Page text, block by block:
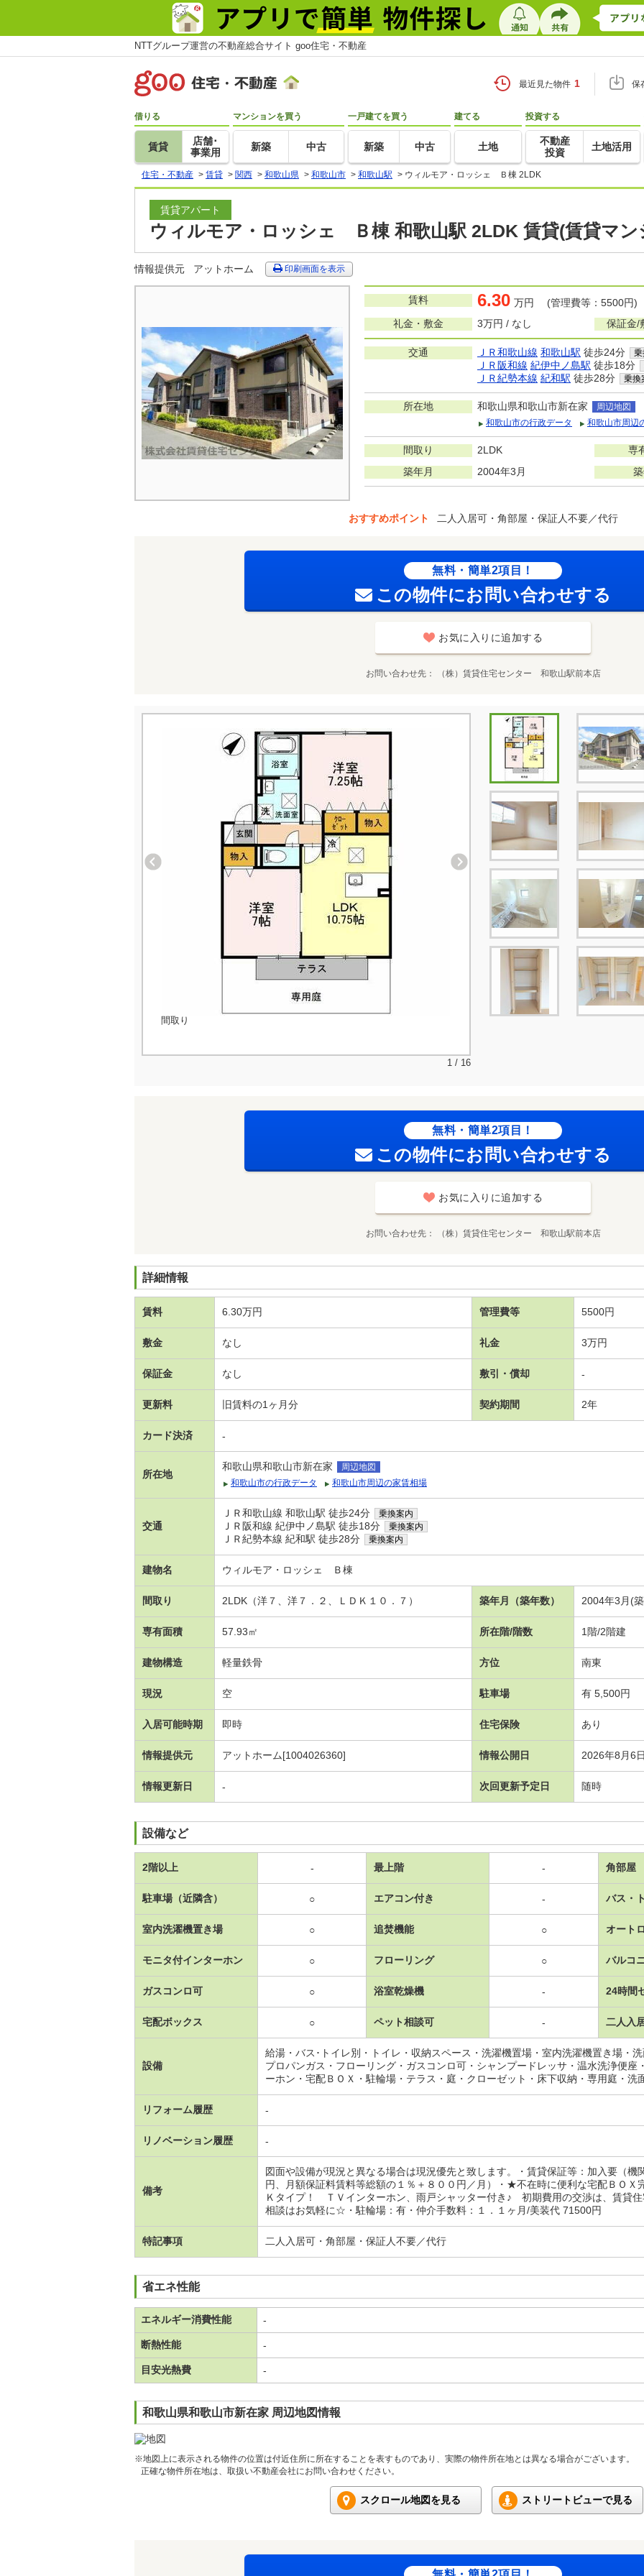
NTTグループ運営の不動産総合サイト goo住宅・不動産
最近見た物件 1 保
借りる
賃貸
店舗･
事業用
マンションを買う
新築 中古
一戸建てを買う
新築 中古
建てる
土地
投資する
不動産
投資
土地活用
住宅・不動産 > 賃貸 > 関西 > 和歌山県 > 和歌山市 > 和歌山駅 > ウィルモア・ロッシェ Ｂ棟 2LDK
賃貸アパート
ウィルモア・ロッシェ Ｂ棟 和歌山駅 2LDK 賃貸(賃貸マン
情報提供元 アットホーム 印刷画面を表示
賃料 6.30 万円 (管理費等：5500円)
礼金・敷金
3万円 / なし 保証金/
交通 ＪＲ和歌山線 和歌山駅 徒歩24分 乗
ＪＲ阪和線 紀伊中ノ島駅 徒歩18分
ＪＲ紀勢本線 紀和駅 徒歩28分 乗換
所在地 和歌山県和歌山市新在家
周辺地図
和歌山市の行政データ
和歌山市周辺
間取り 2LDK 専
築年月 2004年3月
おすすめポイント 二人入居可・角部屋・保証人不要／代行
無料・簡単2項目！
この物件にお問い合わせする
お気に入りに追加する
お問い合わせ先 （株）賃貸住宅センター 和歌山駅前本店
間取り
1 / 16
無料・簡単2項目！
この物件にお問い合わせする
お気に入りに追加する
お問い合わせ先 （株）賃貸住宅センター 和歌山駅前本店
詳細情報
賃料 6.30万円 管理費等 5500円
敷金 なし 礼金 3万円
保証金 なし 敷引・償却 -
更新料 旧賃料の1ヶ月分 契約期間 2年
カード決済 -
所在地
和歌山県和歌山市新在家
周辺地図
和歌山市の行政データ
和歌山市周辺の家賃相場
交通
ＪＲ和歌山線 和歌山駅 徒歩24分 乗換案内
ＪＲ阪和線 紀伊中ノ島駅 徒歩18分 乗換案内
ＪＲ紀勢本線 紀和駅 徒歩28分 乗換案内
建物名 ウィルモア・ロッシェ Ｂ棟
間取り 2LDK（洋７、洋７．２、ＬＤＫ１０．７） 築年月（築年数） 2004年3月(
専有面積 57.93㎡ 所在階/階数 1階/2階建
建物構造 軽量鉄骨 方位 南東
現況 空 駐車場 有 5,500円
入居可能時期 即時 住宅保険 あり
情報提供元 アットホーム[1004026360] 情報公開日 2026年8月6日
情報更新日 - 次回更新予定日 随時
設備など
2階以上 - 最上階 - 角部屋
駐車場（近隣含） ○ エアコン付き - バス・
室内洗濯機置き場 ○ 追焚機能 ○ オート
モニタ付インターホン ○ フローリング ○ バルコ
ガスコンロ可 ○ 浴室乾燥機 - 24時間
宅配ボックス ○ ペット相談可 - 二人入
設備
給湯・バス･トイレ別・トイレ・収納スペース・洗濯機置場・室内洗濯機置き場・
プロパンガス・フローリング・ガスコンロ可・シャンプードレッサ・温水洗浄便座
ーホン・宅配ＢＯＸ・駐輪場・テラス・庭・クローゼット・床下収納・専用庭・洗
リフォーム履歴 -
リノベーション履歴 -
備考
図面や設備が現況と異なる場合は現況優先と致します。・賃貸保証等：加入要（機
円、月額保証料賃料等総額の１％＋８００円／月）・★不在時に便利な宅配ＢＯ
Ｋタイプ！ ＴＶインターホン、雨戸シャッター付き♪ 初期費用の交渉は、賃貸
相談はお気軽に☆・駐輪場：有・仲介手数料：１．１ヶ月/美装代 71500円
特記事項 二人入居可・角部屋・保証人不要／代行
省エネ性能
エネルギー消費性能 -
断熱性能 -
目安光熱費 -
和歌山県和歌山市新在家 周辺地図情報
※地図上に表示される物件の位置は付近住所に所在することを表すものであり、実際の物件所在地とは異なる場合がございます。
正確な物件所在地は、取扱い不動産会社にお問い合わせください。
スクロール地図を見る ストリートビューで見る